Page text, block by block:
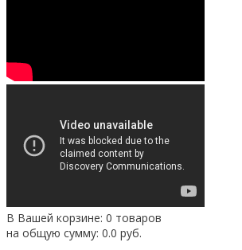
В Вашей корзине: 0 товаров
на общую сумму: 0.0 руб.